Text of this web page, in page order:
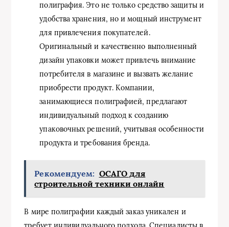
полиграфия. Это не только средство защиты и
удобства хранения, но и мощный инструмент
для привлечения покупателей.
Оригинальный и качественно выполненный
дизайн упаковки может привлечь внимание
потребителя в магазине и вызвать желание
приобрести продукт. Компании,
занимающиеся полиграфией, предлагают
индивидуальный подход к созданию
упаковочных решений, учитывая особенности
продукта и требования бренда.
Рекомендуем: ОСАГО для
строительной техники онлайн
В мире полиграфии каждый заказ уникален и